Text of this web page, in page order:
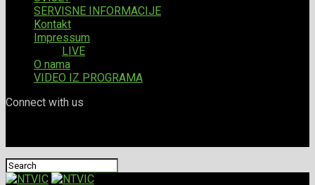
SERVISNE INFORMACIJE
Kontakt
Impressum
LIVE
O nama
VIDEO IZ PROGRAMA
Connect with us